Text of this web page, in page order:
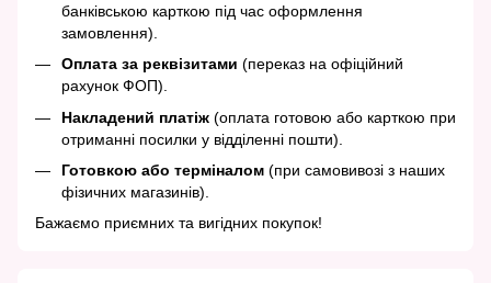
банківською карткою під час оформлення
замовлення).
Оплата за реквізитами (переказ на офіційний
рахунок ФОП).
Накладений платіж (оплата готовою або карткою при
отриманні посилки у відділенні пошти).
Готовкою або терміналом (при самовивозі з наших
фізичних магазинів).
Бажаємо приємних та вигідних покупок!